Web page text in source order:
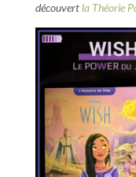
découvertla Théorie